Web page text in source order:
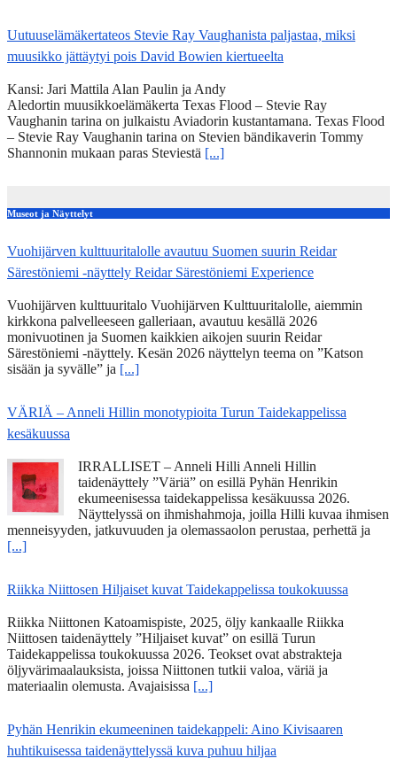
Uutuuselämäkertateos Stevie Ray Vaughanista paljastaa, miksi
muusikko jättäytyi pois David Bowien kiertueelta
Kansi: Jari Mattila Alan Paulin ja Andy
Aledortin muusikkoelämäkerta Texas Flood – Stevie Ray
Vaughanin tarina on julkaistu Aviadorin kustantamana. Texas Flood
– Stevie Ray Vaughanin tarina on Stevien bändikaverin Tommy
Shannonin mukaan paras Steviestä [...]
Museot ja Näyttelyt
Vuohijärven kulttuuritalolle avautuu Suomen suurin Reidar
Särestöniemi -näyttely Reidar Särestöniemi Experience
Vuohijärven kulttuuritalo Vuohijärven Kulttuuritalolle, aiemmin
kirkkona palvelleeseen galleriaan, avautuu kesällä 2026
monivuotinen ja Suomen kaikkien aikojen suurin Reidar
Särestöniemi -näyttely. Kesän 2026 näyttelyn teema on ”Katson
sisään ja syvälle” ja [...]
VÄRIÄ – Anneli Hillin monotypioita Turun Taidekappelissa
kesäkuussa
IRRALLISET – Anneli Hilli Anneli Hillin
taidenäyttely ”Väriä” on esillä Pyhän Henrikin
ekumeenisessa taidekappelissa kesäkuussa 2026.
Näyttelyssä on ihmishahmoja, joilla Hilli kuvaa ihmisen
menneisyyden, jatkuvuuden ja olemassaolon perustaa, perhettä ja
[...]
Riikka Niittosen Hiljaiset kuvat Taidekappelissa toukokuussa
Riikka Niittonen Katoamispiste, 2025, öljy kankaalle Riikka
Niittosen taidenäyttely ”Hiljaiset kuvat” on esillä Turun
Taidekappelissa toukokuussa 2026. Teokset ovat abstrakteja
öljyvärimaalauksista, joissa Niittonen tutkii valoa, väriä ja
materiaalin olemusta. Avajaisissa [...]
Pyhän Henrikin ekumeeninen taidekappeli: Aino Kivisaaren
huhtikuisessa taidenäyttelyssä kuva puhuu hiljaa